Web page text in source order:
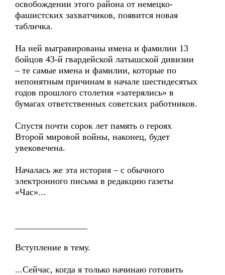
освобождении этого района от немецко-
фашистских захватчиков, появится новая
табличка.
На ней выгравированы имена и фамилии 13
бойцов 43-й гвардейской латышской дивизии
– те самые имена и фамилии, которые по
непонятным причинам в начале шестидесятых
годов прошлого столетия «затерялись» в
бумагах ответственных советских работников.
Спустя почти сорок лет память о героях
Второй мировой войны, наконец, будет
увековечена.
Началась же эта история – с обычного
электронного письма в редакцию газеты
«Час»...
Вступление в тему.
...Сейчас, когда я только начинаю готовить